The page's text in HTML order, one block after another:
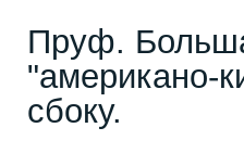
Пруф.
"американо-
сбоку.